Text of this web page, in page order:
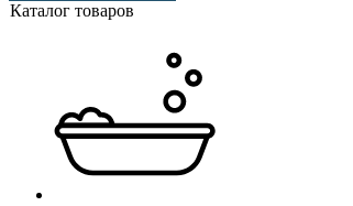
Каталог товаров